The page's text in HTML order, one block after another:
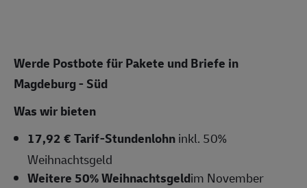
Werde Postbote für Pakete und Briefe in
Magdeburg - Süd
Was wir bieten
17,92 € Tarif-Stundenlohninkl. 50%
Weihnachtsgeld
Weitere 50% Weihnachtsgeldim November